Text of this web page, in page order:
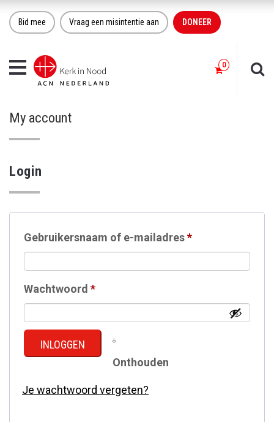
Bid mee Vraag een misintentie aan DONEER
Toggle
navigation
My account
Login
Gebruikersnaam of e-mailadres*Vereist
Wachtwoord *Vereist
Onthouden
INLOGGEN
Je wachtwoord vergeten?